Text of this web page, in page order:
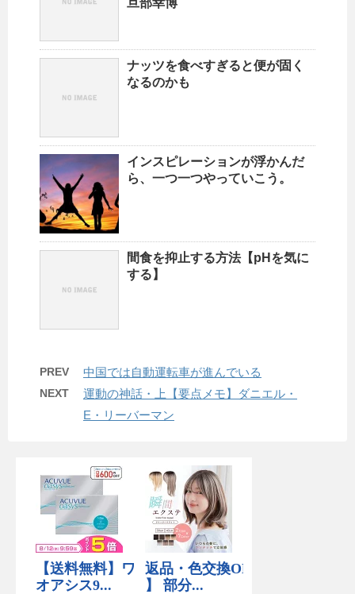
旦部幸博
ナッツを食べすぎると便が固く
なるのかも
インスピレーションが浮かんだ
ら、一つ一つやっていこう。
間食を抑止する方法【pHを気に
する】
PREV 中国では自動運転車が進んでいる
NEXT
運動の神話・上【要点メモ】ダニエル・
E・リーバーマン